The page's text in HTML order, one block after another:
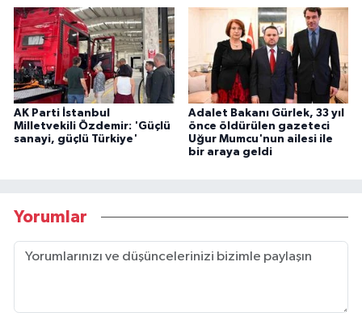
AK Parti İstanbul
Milletvekili Özdemir: 'Güçlü
sanayi, güçlü Türkiye'
Adalet Bakanı Gürlek, 33 yıl
önce öldürülen gazeteci
Uğur Mumcu'nun ailesi ile
bir araya geldi
Yorumlar